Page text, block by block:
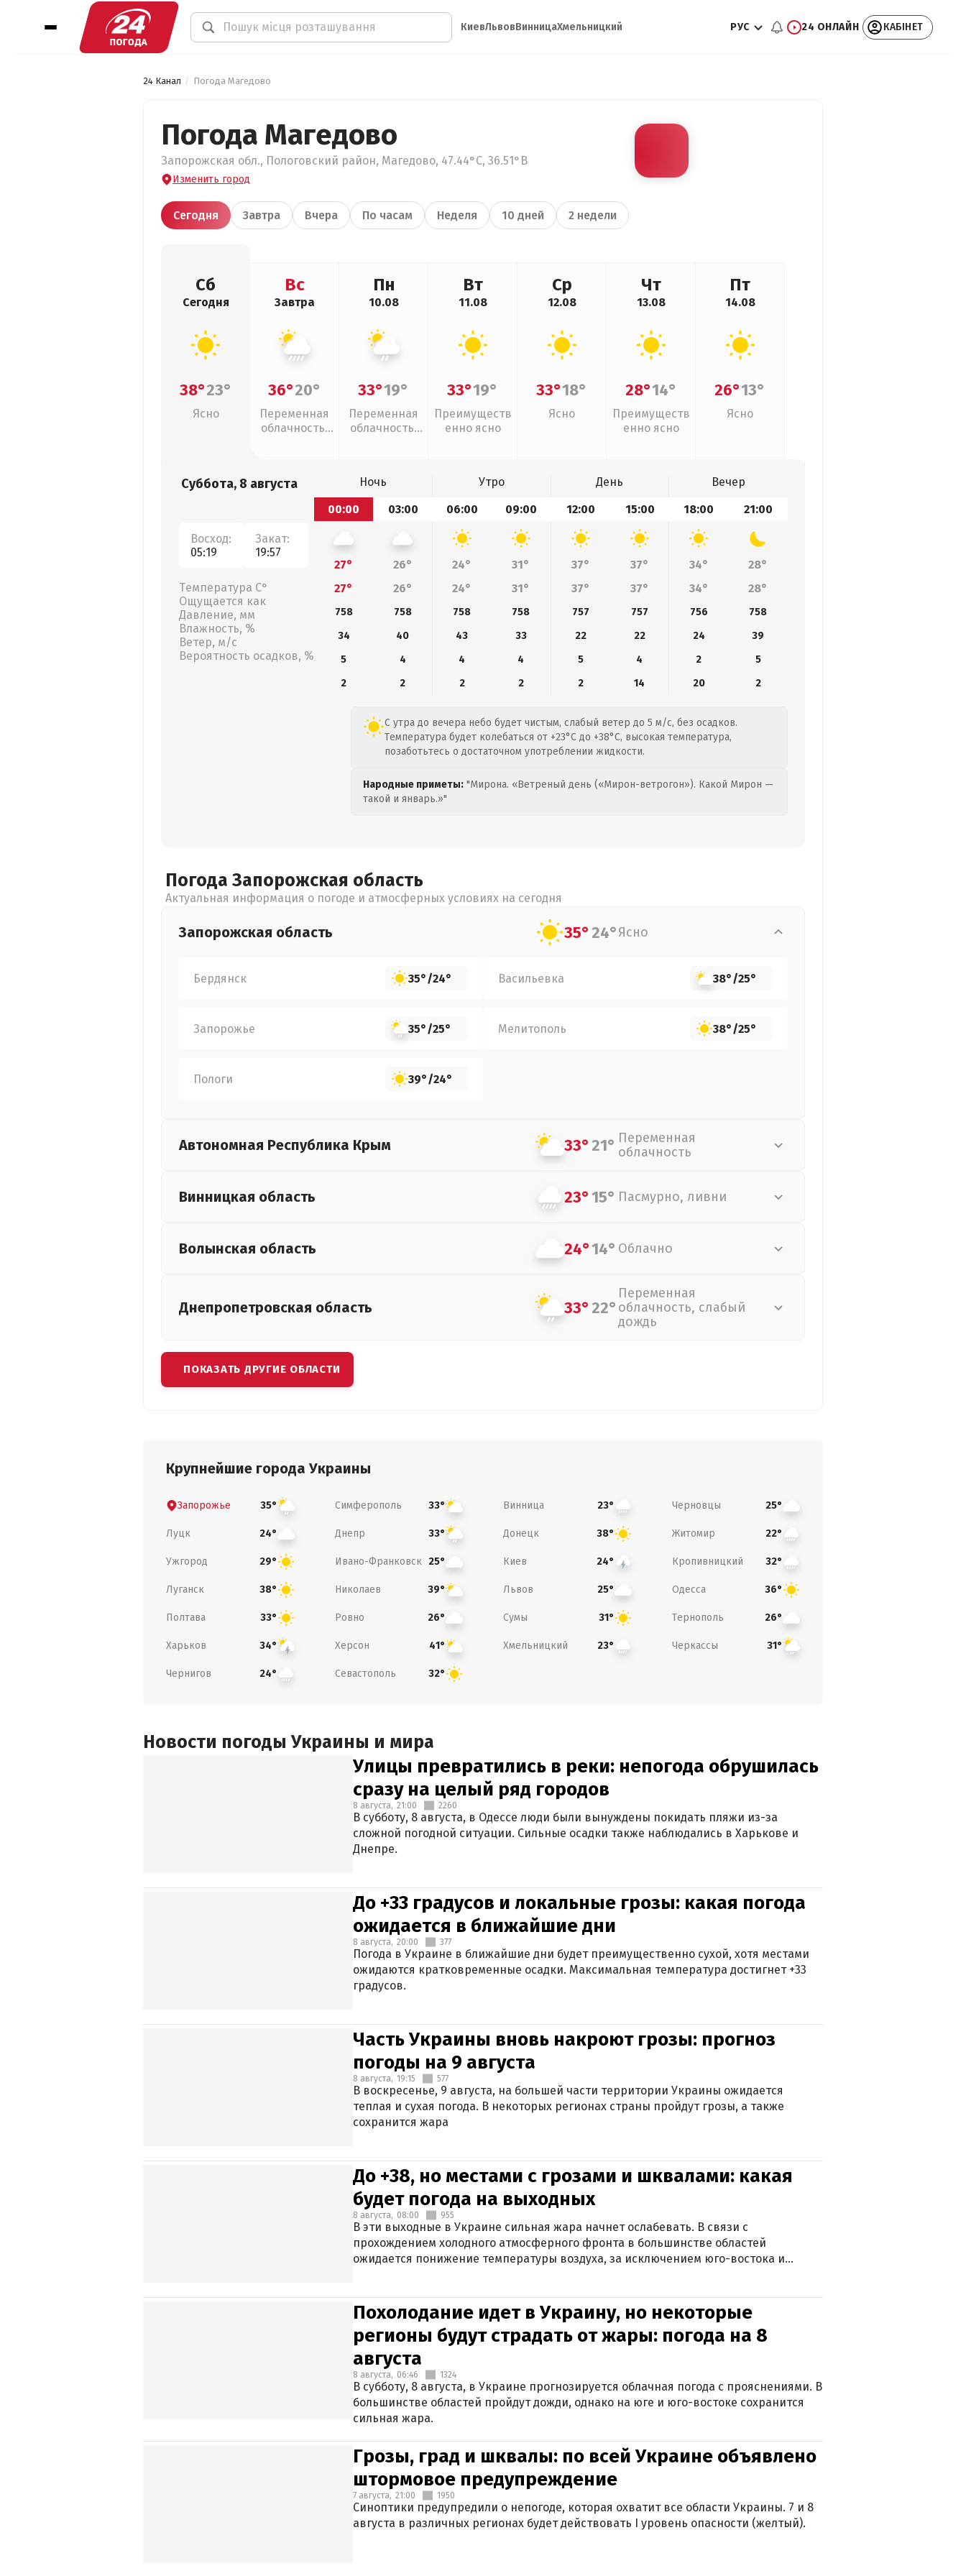
КиевЛьвовВинницаХмельницкий РУС 24 ОНЛАЙН КАБІНЕТ
24 Канал Погода Магедово
Погода Магедово
Запорожская обл., Пологовский район, Магедово, 47.44°С, 36.51°В
Изменить город
Сегодня Завтра Вчера По часам Неделя 10 дней 2 недели
Сб
Сегодня
38°23°
Ясно
Вс
Завтра
36°20°
Переменная
облачность,
Пн
10.08
33°19°
Переменная
облачность,
Вт
11.08
33°19°
Преимуществ
енно ясно
Ср
12.08
33°18°
Ясно
Чт
13.08
28°14°
Преимуществ
енно ясно
Пт
14.08
26°13°
Ясно
Суббота, 8 августа
Восход:
05:19
Закат:
19:57
Температура С°
Ощущается как
Давление, мм
Влажность, %
Ветер, м/с
Вероятность осадков, %
Ночь Утро День
Вечер
00:00
03:00 06:00 09:00 12:00 15:00 18:00 21:00
27° 26° 24° 31° 37° 37° 34°
28°
27°
26° 24° 31° 37° 37° 34° 28°
758 758 758 758 757 757 756
758
34
40 43 33 22 22 24
39
5
4 4 4 5 4 2
5
2
2 2 2 2 14 20 2
С утра до вечера небо будет чистым, слабый ветер до 5 м/с, без осадков.
Температура будет колебаться от +23°C до +38°C, высокая температура,
позаботьтесь о достаточном употреблении жидкости.
Народные приметы: "Мирона. «Ветреный день («Мирон-ветрогон»). Какой Мирон —
такой и январь.»"
Погода Запорожская область
Актуальная информация о погоде и атмосферных условиях на сегодня
Запорожская область 35°24°Ясно
Бердянск 35°/24° Васильевка 38°/25°
Запорожье 35°/25° Мелитополь 38°/25°
Пологи 39°/24°
Автономная Республика Крым 33°21° Переменная
облачность
Винницкая область 23°15° Пасмурно, ливни
Волынская область 24°14° Облачно
Днепропетровская область 33°22°
Переменная
облачность, слабый
дождь
ПОКАЗАТЬ ДРУГИЕ ОБЛАСТИ
Крупнейшие города Украины
Запорожье 35° Симферополь 33° Винница 23° Черновцы 25°
Луцк 24° Днепр 33° Донецк 38° Житомир 22°
Ужгород 29° Ивано-Франковск 25° Киев 24° Кропивницкий 32°
Луганск 38° Николаев 39° Львов 25° Одесса 36°
Полтава 33° Ровно 26° Сумы 31° Тернополь 26°
Харьков 34° Херсон 41° Хмельницкий 23° Черкассы 31°
Чернигов 24° Севастополь 32°
Новости погоды Украины и мира
Улицы превратились в реки: непогода обрушилась
сразу на целый ряд городов
8 августа, 21:00 2260
В субботу, 8 августа, в Одессе люди были вынуждены покидать пляжи из-за
сложной погодной ситуации. Сильные осадки также наблюдались в Харькове и
Днепре.
До +33 градусов и локальные грозы: какая погода
ожидается в ближайшие дни
8 августа, 20:00 377
Погода в Украине в ближайшие дни будет преимущественно сухой, хотя местами
ожидаются кратковременные осадки. Максимальная температура достигнет +33
градусов.
Часть Украины вновь накроют грозы: прогноз
погоды на 9 августа
8 августа, 19:15 577
В воскресенье, 9 августа, на большей части территории Украины ожидается
теплая и сухая погода. В некоторых регионах страны пройдут грозы, а также
сохранится жара
До +38, но местами с грозами и шквалами: какая
будет погода на выходных
8 августа, 08:00 955
В эти выходные в Украине сильная жара начнет ослабевать. В связи с
прохождением холодного атмосферного фронта в большинстве областей
ожидается понижение температуры воздуха, за исключением юго-востока и
Похолодание идет в Украину, но некоторые
регионы будут страдать от жары: погода на 8
августа
8 августа, 06:46 1324
В субботу, 8 августа, в Украине прогнозируется облачная погода с прояснениями. В
большинстве областей пройдут дожди, однако на юге и юго-востоке сохранится
сильная жара.
Грозы, град и шквалы: по всей Украине объявлено
штормовое предупреждение
7 августа, 21:00 1950
Синоптики предупредили о непогоде, которая охватит все области Украины. 7 и 8
августа в различных регионах будет действовать I уровень опасности (желтый).